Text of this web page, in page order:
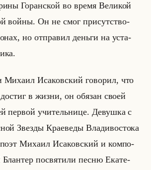
Го­ран­ской во время Ве­ли­кой
войны. Он не смог при­сут­ство­
но от­пра­вил деньги на уста­
Ми­ха­ил Ис­аков­ский го­во­рил, что
в жизни, он обя­зан своей
пер­вой учи­тельни­це. Де­вуш­ка с
Звез­ды Кра­еве­ды Вла­ди­во­сто­ка
Ми­ха­ил Ис­аков­ский и ком­по­
по­свя­ти­ли песню Ека­те­